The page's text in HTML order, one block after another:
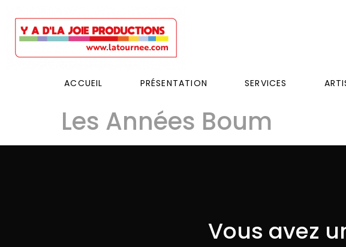
ACCUEIL PRÉSENTATION SERVICES
Les Années Boum
Vous avez